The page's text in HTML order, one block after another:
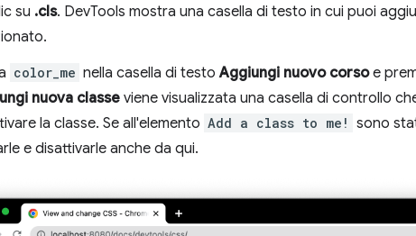
su .cls. DevTools mostra una casella di testo in cui puoi
color_me nella casella di testoAggiungi nuovo corsoe
nuova classeviene visualizzata una casella di controllo
la classe. Se all'elemento Add a class to me! sono
e disattivarle anche da qui.